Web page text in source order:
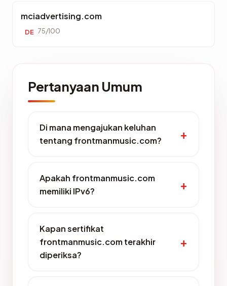
mciadvertising.com
DE 75/100
Pertanyaan Umum
Di mana mengajukan keluhan
tentang frontmanmusic.com?
Apakah frontmanmusic.com
memiliki IPv6?
Kapan sertifikat
frontmanmusic.com terakhir
diperiksa?